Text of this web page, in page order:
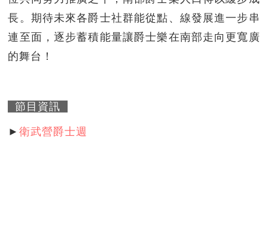
長。期待未來各爵士社群能從點、線發展進一步串
連至面，逐步蓄積能量讓爵士樂在南部走向更寬廣
的舞台！
節目資訊
►衛武營爵士週